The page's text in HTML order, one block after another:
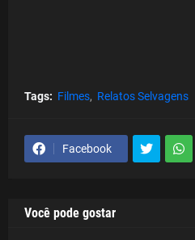
Tags: Filmes Relatos Selvagens
Facebook
Você pode gostar